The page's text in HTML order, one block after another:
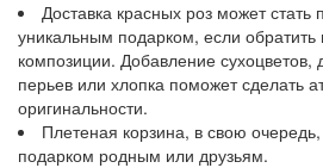
Доставка красных роз может
уникальным подарком, если
композиции. Добавление сухоцветов,
перьев или хлопка поможет сделать
оригинальности.
Плетеная корзина, в свою
подарком родным или друзьям.